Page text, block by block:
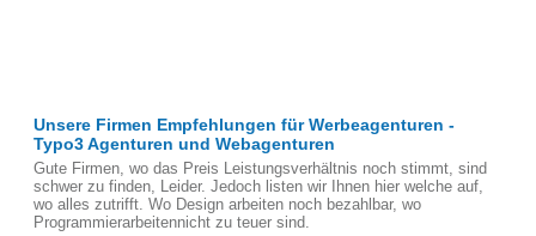
Unsere Firmen Empfehlungen für Werbeagenturen -
Typo3 Agenturen und Webagenturen
Gute Firmen, wo das Preis Leistungsverhältnis noch stimmt, sind
schwer zu finden, Leider. Jedoch listen wir Ihnen hier welche auf,
wo alles zutrifft. Wo Design arbeiten noch bezahlbar, wo
Programmierarbeitennicht zu teuer sind.